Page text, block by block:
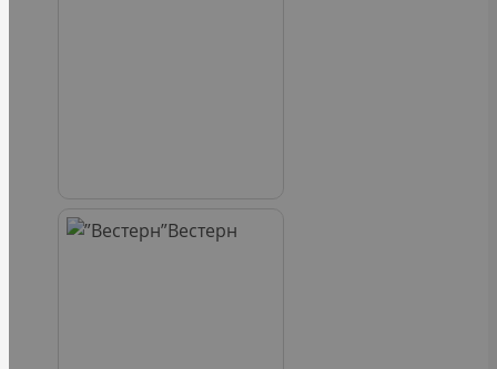
Вестерн